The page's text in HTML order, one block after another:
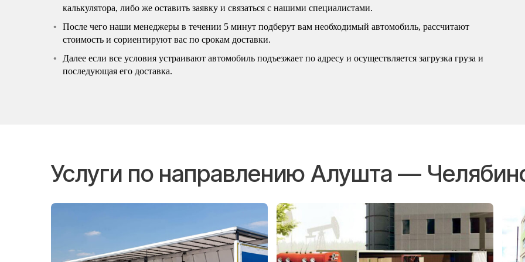
калькулятора, либо же оставить заявку и связаться с нашими специалистами.
После чего наши менеджеры в течении 5 минут подберут вам необходимый автомобиль, рассчитают
стоимость и сориентируют вас по срокам доставки.
Далее если все условия устраивают автомобиль подъезжает по адресу и осуществляется загрузка груза и
последующая его доставка.
Услуги по направлению Алушта —